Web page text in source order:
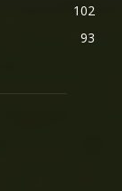
102
93